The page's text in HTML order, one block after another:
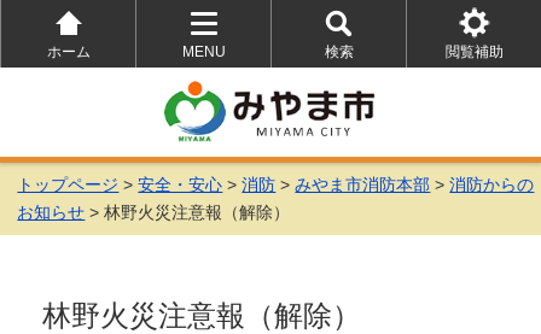
ホーム
MENU
を
開
く
検索
を
開
く
閲覧補助
を
トップページ >安全・安心 >消防 >みやま市消防本部 >消防からの
お知らせ > 林野火災注意報（解除）
林野火災注意報（解除）